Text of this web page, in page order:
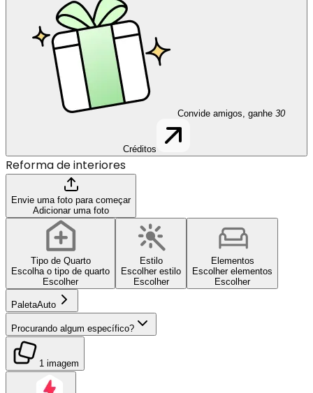
Convide amigos, ganhe 30
Créditos
Reforma de interiores
Envie uma foto para começar
Adicionar uma foto
Tipo de Quarto
Escolha o tipo de quarto
Escolher
Estilo
Escolher estilo
Escolher
Elementos
Escolher elementos
Escolher
PaletaAuto
Procurando algum específico?
1 imagem